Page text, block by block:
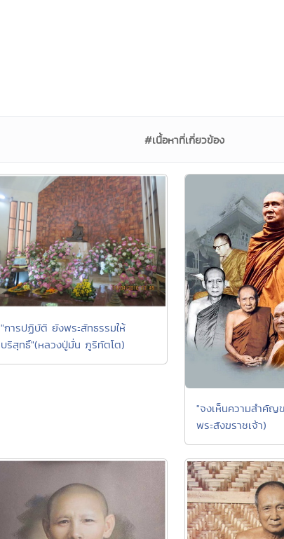
#เนื้อหาที่เกี่ยวข้อง
"การปฏิบัติ ยังพระสัทธรรมให้
บริสุทธิ์"(หลวงปู่มั่น ภูริทัตโต)
"จงเห็นความสำคัญ
พระสังฆราชเจ้า)